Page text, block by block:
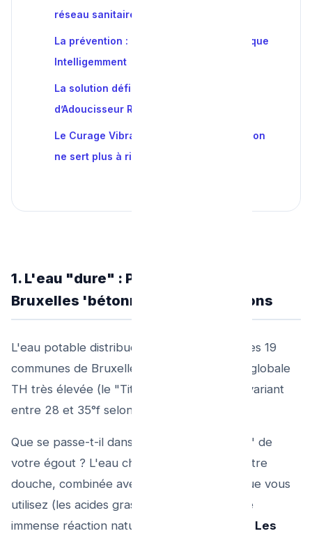
réseau sanitaire
La prévention : Utiliser le Vinaigre Acétique
Intelligemment
La solution définitive : L’Installation
d’Adoucisseur Résine
Le Curage Vibratoire (Quand la prévention
ne sert plus à rien)
1. L'eau "dure" : Pourquoi l'eau de
Bruxelles 'bétonne' vos installations
L'eau potable distribuée par Vivaqua dans les 19
communes de Bruxelles affiche une dureté globale
TH très élevée (le "Titre Hydrotimétrique" variant
entre 28 et 35°f selon captage).
Que se passe-t-il dans les tuyaux "invisibles" de
votre égout ? L'eau chaude qui passe de votre
douche, combinée avec le savon basique que vous
utilisez (les acides gras alcalins), produit une
immense réaction naturelle de précipitation. Les